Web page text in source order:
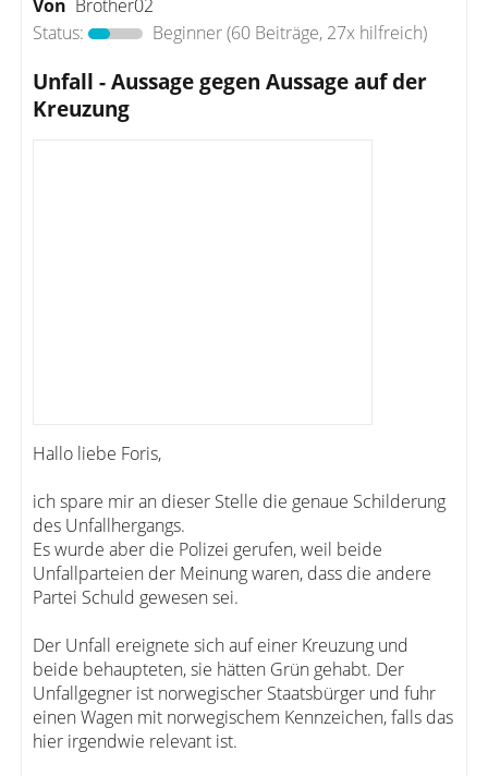
Von Brother02
Status:
Beginner(60 Beiträge, 27x hilfreich)
Unfall - Aussage gegen Aussage auf der
Kreuzung
Hallo liebe Foris,
ich spare mir an dieser Stelle die genaue Schilderung
des Unfallhergangs.
Es wurde aber die Polizei gerufen, weil beide
Unfallparteien der Meinung waren, dass die andere
Partei Schuld gewesen sei.
Der Unfall ereignete sich auf einer Kreuzung und
beide behaupteten, sie hätten Grün gehabt. Der
Unfallgegner ist norwegischer Staatsbürger und fuhr
einen Wagen mit norwegischem Kennzeichen, falls das
hier irgendwie relevant ist.